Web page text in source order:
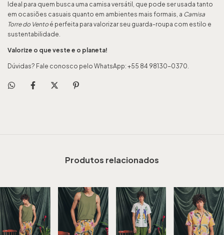
Ideal para quem busca uma camisa versátil, que pode ser usada tanto
em ocasiões casuais quanto em ambientes mais formais, a Camisa
Torre do Vento é perfeita para valorizar seu guarda-roupa com estilo e
sustentabilidade.
Valorize o que veste e o planeta!
Dúvidas? Fale conosco pelo WhatsApp: +55 84 98130-0370.
Produtos relacionados